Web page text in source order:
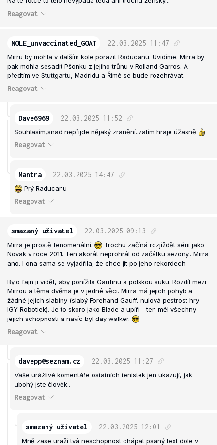
Reagovat
NOLE_unvaccinated_GOAT 22.03.2025 11:47
Mirru by mohla v dalším kole porazit Raducanu. Uvidíme. Mirra by
pak mohla sesadit Pšonku z jejího trůnu v Rolland Garros. A
předtím ve Stuttgartu, Madridu a Římě se bude rozehrávat.
Reagovat
Dave6969 22.03.2025 11:52
Souhlasím,snad nepřijde nějaký zranění..zatím hraje úžasně
Reagovat
Mantra 22.03.2025 14:47
Prý Raducanu
Reagovat
smazaný uživatel 22.03.2025 09:13
Mirra je prostě fenomenální.
Trochu začíná rozjíždět sérii jako
Novak v roce 2011. Ten akorát neprohrál od začátku sezony.. Mirra
ano. I ona sama se vyjádřila, že chce jít po jeho rekordech.
Bylo fajn ji vidět, aby ponížila Gaufinu a polskou suku. Rozdíl mezi
Mirrou a těma dvěma je v jedné věci. Mirra má jejich pohyb a
žádné jejich slabiny (slabý Forehand Gauff, nulová pestrost hry
IGY Robotiek). Je to skoro jako Blade a upíři - ten měl všechny
jejich schopnosti a navíc byl day walker.
Reagovat
davepp@seznam.cz 22.03.2025 11:27
Vaše urážlivé komentáře ostatních tenistek jen ukazují, jak
ubohý jste člověk..
Reagovat
smazaný uživatel 22.03.2025 12:01
Mně zase uráží tvá neschopnost chápat psaný text dole v